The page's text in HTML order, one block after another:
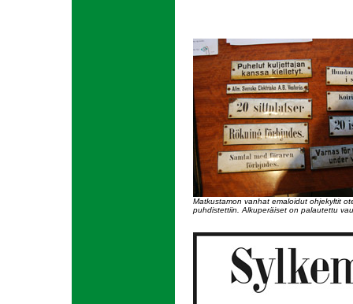
Matkustamon vanhat emaloidut ohjekyltit
puhdistettiin. Alkuperäiset on palautettu